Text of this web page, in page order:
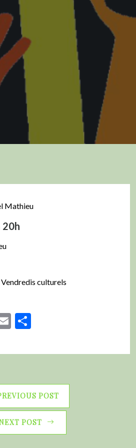
Mathieu
20h
culturels
Email
POST
POST